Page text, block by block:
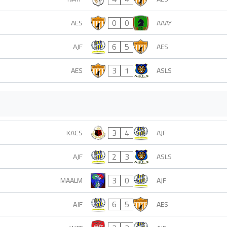
AES
0 0
AAAY
AJF
6 5
AES
AES
3 1 ASLS
KACS 3 4
AJF
AJF
2 3
ASLS
MAALM
3 0
AJF
AJF
6 5
AES